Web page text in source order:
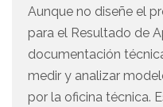
Aunque no diseñe el
para el Resultado de
documentación
medir y analizar
por la oficina técnica.